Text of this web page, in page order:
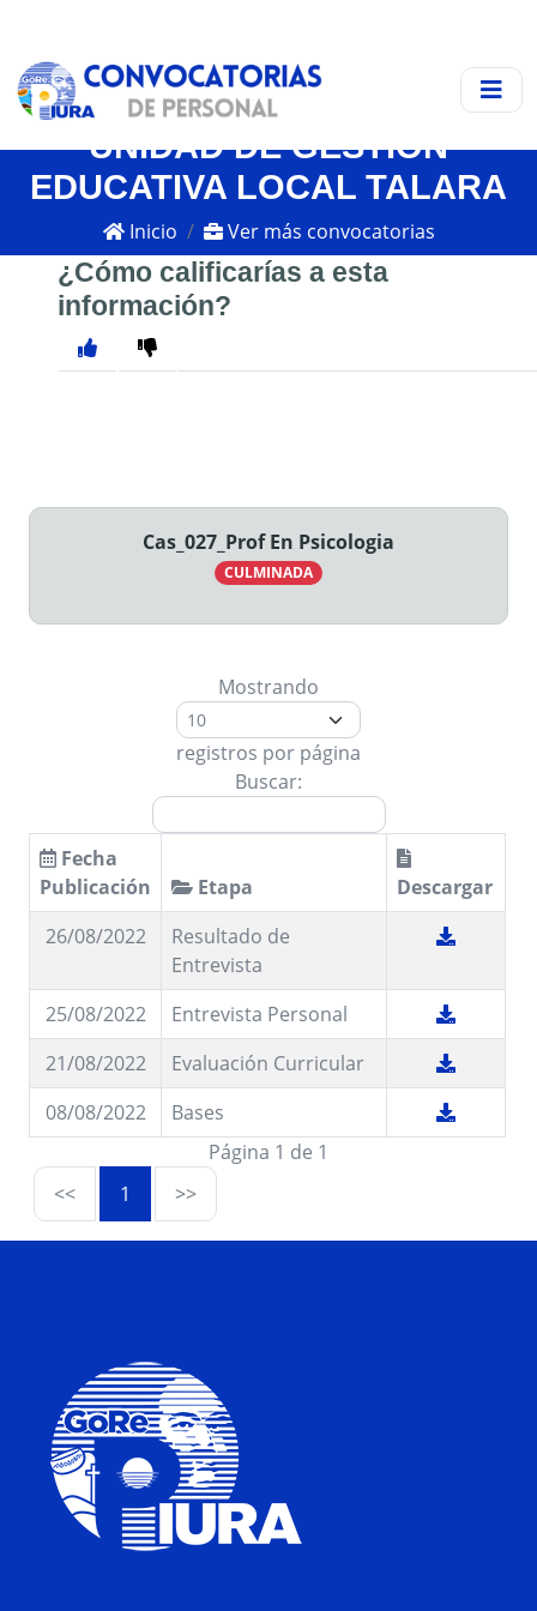
UNIDAD DE GESTIÓN
EDUCATIVA LOCAL TALARA
Inicio Ver más convocatorias
¿Cómo calificarías a esta
información?
Cas_027_Prof En Psicologia
CULMINADA
Mostrando
registros por página
Buscar:
Fecha
Publicación
Etapa
Descargar
26/08/2022
Resultado de
Entrevista
25/08/2022
Entrevista Personal
21/08/2022
Evaluación Curricular
08/08/2022
Bases
Página 1 de 1
<<
1 >>